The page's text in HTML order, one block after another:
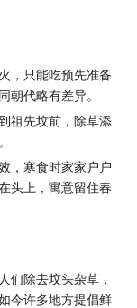
，只能吃预先准备
朝代略有差异。
祖先坟前，除草添
，寒食时家家户户
头上，寓意留住春
们除去坟头杂草，
今许多地方提倡鲜